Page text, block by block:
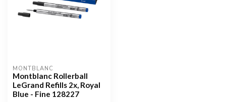
MONTBLANC
Montblanc Rollerball
LeGrand Refills 2x, Royal
Blue - Fine 128227